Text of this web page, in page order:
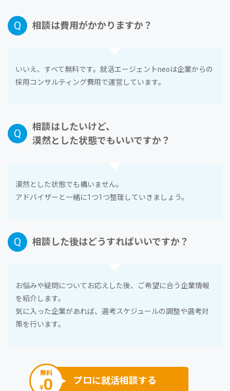
相談は費⽤がかかりますか？
いいえ、すべて無料です。就活エージェントneoは企業からの
採⽤コンサルティング費⽤で運営しています。
相談はしたいけど、
漠然とした状態でもいいですか？
漠然とした状態でも構いません。
アドバイザーと⼀緒に1つ1つ整理していきましょう。
相談した後はどうすればいいですか？
お悩みや疑問についてお応えした後、ご希望に合う企業情報
を紹介します。
気に⼊った企業があれば、選考スケジュールの調整や選考対
策を⾏います。
無料
¥0 プロに就活相談する